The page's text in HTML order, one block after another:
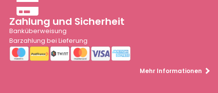
Zahlung und Sicherheit
Banküberweisung
Barzahlung bei Lieferung
Mehr Informationen